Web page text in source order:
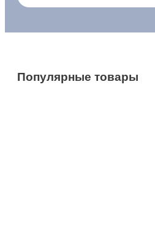
Популярные товары